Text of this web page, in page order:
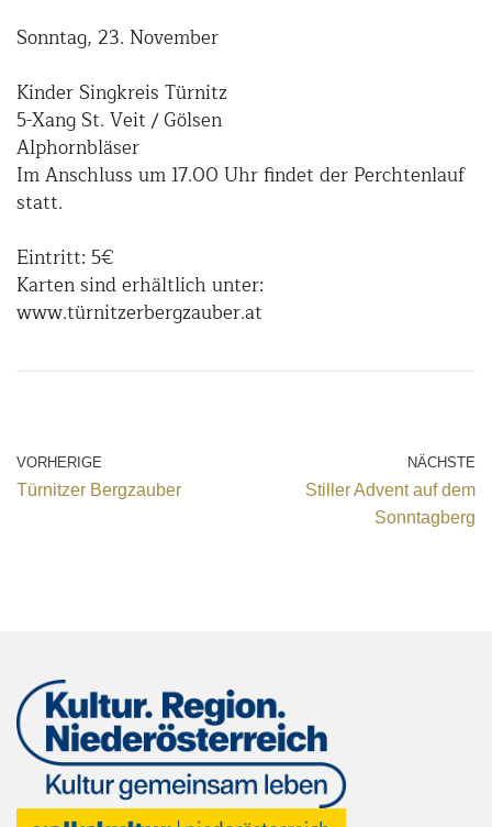
Sonntag, 23. November
Kinder Singkreis Türnitz
5-Xang St. Veit / Gölsen
Alphornbläser
Im Anschluss um 17.00 Uhr findet der Perchtenlauf
statt.
Eintritt: 5€
Karten sind erhältlich unter:
www.türnitzerbergzauber.at
VORHERIGE
Türnitzer Bergzauber
NÄCHSTE
Stiller Advent auf dem
Sonntagberg